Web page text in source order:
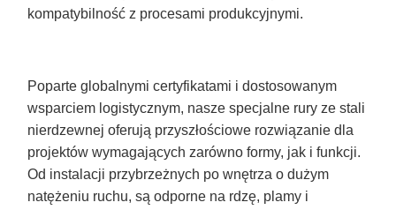
kompatybilność z procesami produkcyjnymi.
Poparte globalnymi certyfikatami i dostosowanym
wsparciem logistycznym, nasze specjalne rury ze stali
nierdzewnej oferują przyszłościowe rozwiązanie dla
projektów wymagających zarówno formy, jak i funkcji.
Od instalacji przybrzeżnych po wnętrza o dużym
natężeniu ruchu, są odporne na rdzę, plamy i